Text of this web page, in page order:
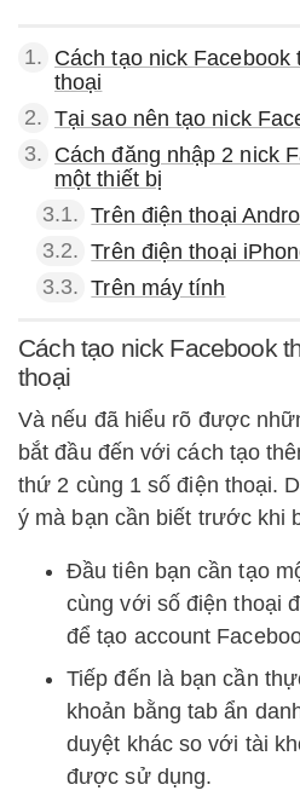
1. Cách tạo nick
thoại
2. Tại sao nên tạo nick
3. Cách đăng nhập 2 nick
một thiết bị
3.1. Trên điện thoại
3.2. Trên điện thoại
3.3. Trên máy tính
Cách tạo nick Facebook
thoại
Và nếu đã hiểu rõ được
bắt đầu đến với cách tạo
thứ 2 cùng 1 số điện thoại.
ý mà bạn cần biết trước khi
Đầu tiên bạn cần tạo
cùng với số điện thoại
để tạo account
Tiếp đến là bạn cần
khoản bằng tab ẩn
duyệt khác so với tài
được sử dụng.